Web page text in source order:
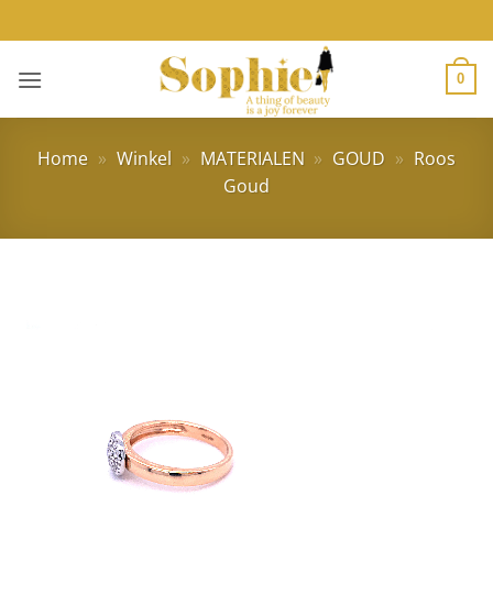
naar
inhoud
0
Home » Winkel » MATERIALEN » GOUD » Roos
Goud